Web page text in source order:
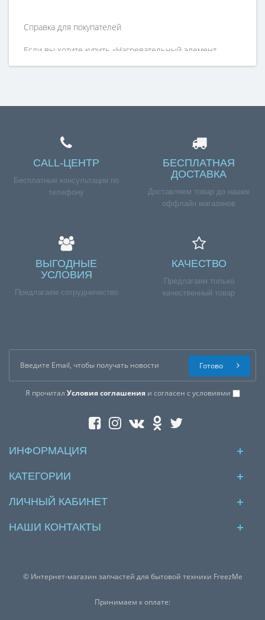
Справка для покупателей
Если вы хотите купить «Нагревательный элемент
CALL-ЦЕНТР
Бесплатные консультации по
телефону
БЕСПЛАТНАЯ
ДОСТАВКА
Доставляем товар до наших
оффлайн магазинов
ВЫГОДНЫЕ
УСЛОВИЯ
Предлагаем сотрудничество
КАЧЕСТВО
Предлагаем только
качественный товар
Я прочитал Условия соглашенияи согласен с условиями
Готово
ИНФОРМАЦИЯ
КАТЕГОРИИ
ЛИЧНЫЙ КАБИНЕТ
НАШИ КОНТАКТЫ
© Интернет-магазин запчастей для бытовой техники FreezMe
Принимаем к оплате: